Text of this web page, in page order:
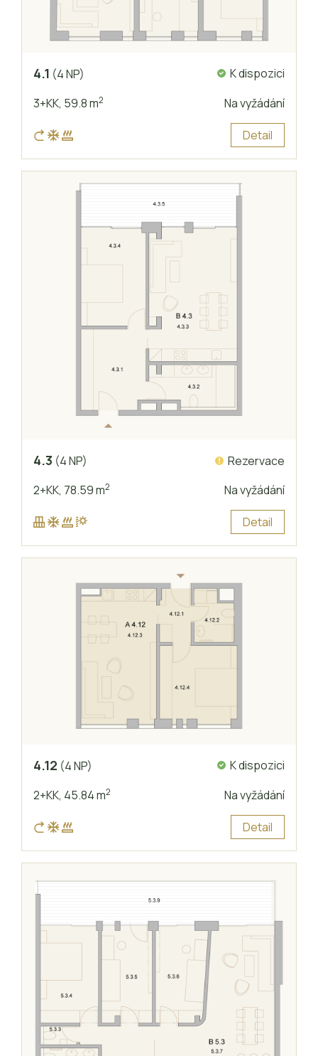
4.1 (4 NP)
K dispozici
3+KK, 59.8 m2 Na vyžádání
Detail
4.3 (4 NP)
Rezervace
2+KK, 78.59 m2 Na vyžádání
Detail
4.12 (4 NP)
K dispozici
2+KK, 45.84 m2 Na vyžádání
Detail